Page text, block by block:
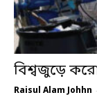
বিশ্বজুড়ে
Raisul Alam Johhn -